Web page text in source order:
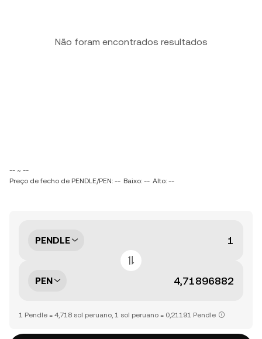
Não foram encontrados resultados
-- ~ --
Preço de fecho de PENDLE/PEN: -- Baixo: -- Alto: --
PENDLE
PEN
1 Pendle = 4,718 sol peruano, 1 sol peruano = 0,21191 Pendle